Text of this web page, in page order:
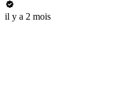
il y a 2 mois